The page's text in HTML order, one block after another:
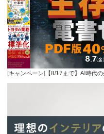
[キャンペーン]【8/17まで】AI時代